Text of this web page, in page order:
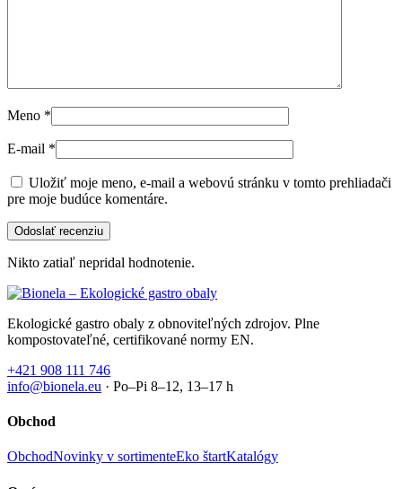
Meno *
E-mail *
Uložiť moje meno, e-mail a webovú stránku v tomto prehliadači
pre moje budúce komentáre.
Nikto zatiaľ nepridal hodnotenie.
Ekologické gastro obaly z obnoviteľných zdrojov. Plne
kompostovateľné, certifikované normy EN.
+421 908 111 746
info@bionela.eu · Po–Pi 8–12, 13–17 h
Obchod
ObchodNovinky v sortimenteEko štartKatalógy